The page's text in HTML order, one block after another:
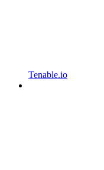
Tenable.io